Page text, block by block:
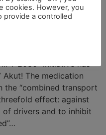
for trucks on
highways was almost
on the road freight
2030” initiative has
Akut! The medication
the “combined transport
effect: against
drivers and to inhibit
cookies. However, you
provide a controlled